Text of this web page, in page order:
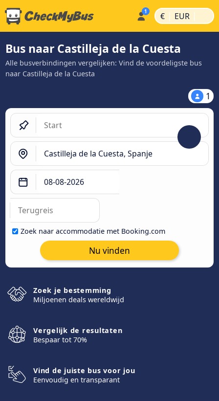
€ | EUR |
Bus naar Castilleja de la Cuesta
Alle busverbindingen vergelijken: Vind de voordeligste bus
naar Castilleja de la Cuesta
1
Zoek naar accommodatie met Booking.com
Nu vinden
Zoek je bestemming
Miljoenen deals wereldwijd
Vergelijk de resultaten
Bespaar tot 70%
Vind de juiste bus voor jou
Eenvoudig en transparant